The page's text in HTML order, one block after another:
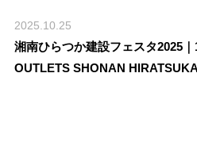
2025.10.25
湘南ひらつか建設フェスタ2025
OUTLETS SHONAN